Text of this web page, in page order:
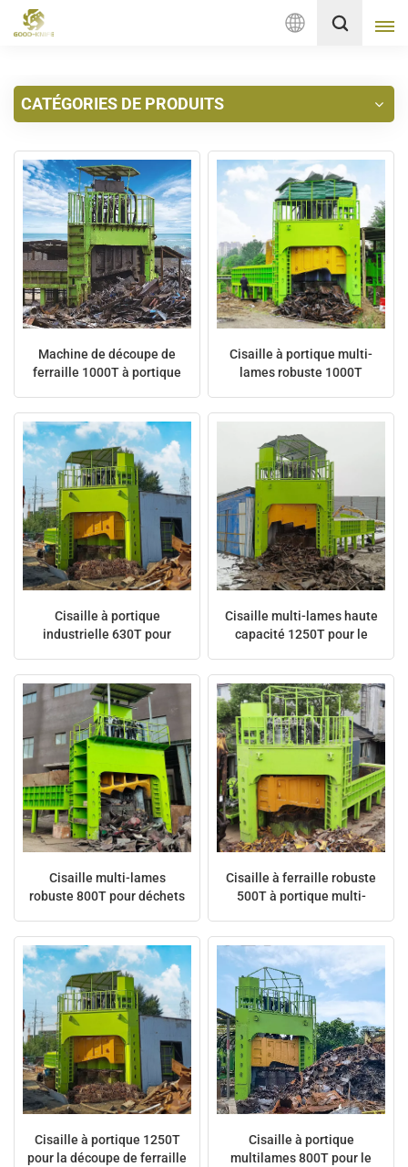
Français
English
français
Deutsch
русский
italiano
español
Nederlands
العربية
Indonesia
CATÉGORIES DE PRODUITS
Machine de découpe de
ferraille 1000T à portique
Cisaille à portique multi-
lames robuste 1000T
Cisaille à portique
industrielle 630T pour
Cisaille multi-lames haute
capacité 1250T pour le
Cisaille multi-lames
robuste 800T pour déchets
Cisaille à ferraille robuste
500T à portique multi-
Cisaille à portique 1250T
pour la découpe de ferraille
Cisaille à portique
multilames 800T pour le